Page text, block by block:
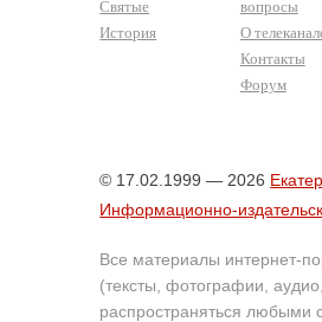
Святые
История
вопросы
О
Контакты
Форум
© 17.02.1999 — 2026
Информационно-
Все материалы интернет-
(тексты, фотографии,
распространяться любыми